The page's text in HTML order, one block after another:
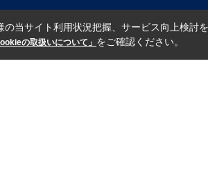
の当サイト利用状況把握、サービス向上検討
の取扱いについて」 をご確認ください。